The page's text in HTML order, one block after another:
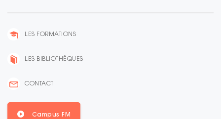
LES FORMATIONS
LES BIBLIOTHÈQUES
CONTACT
Campus FM